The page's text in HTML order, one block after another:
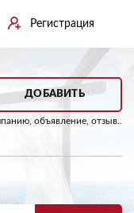
Регистрация
ДОБАВИТЬ
объявление, отзыв..